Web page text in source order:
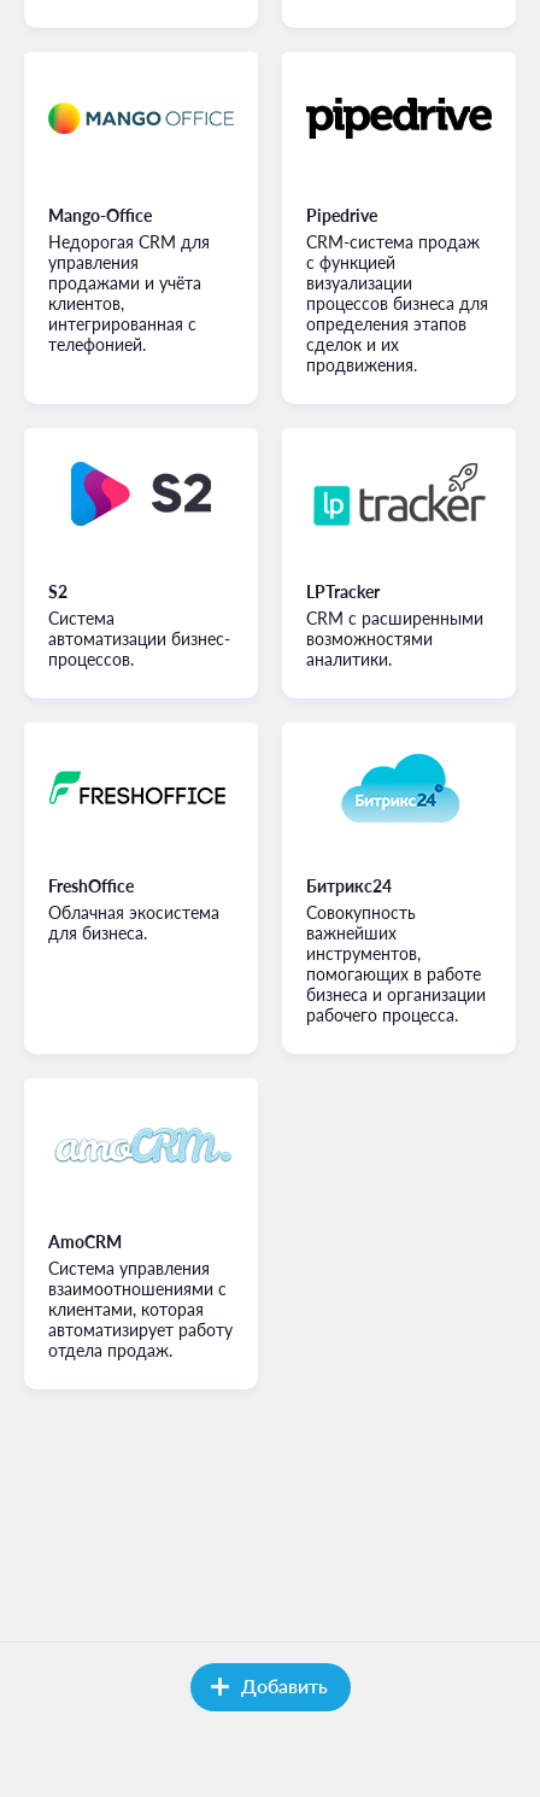
Mango-Office
Недорогая CRM для
управления
продажами и учёта
клиентов,
интегрированная с
телефонией.
Pipedrive
CRM-система продаж
с функцией
визуализации
процессов бизнеса для
определения этапов
сделок и их
продвижения.
S2
Система
автоматизации бизнес-
процессов.
LPTracker
CRM с расширенными
возможностями
аналитики.
FreshOffice
Облачная экосистема
для бизнеса.
Битрикс24
Совокупность
важнейших
инструментов,
помогающих в работе
бизнеса и организации
рабочего процесса.
AmoCRM
Система управления
взаимоотношениями с
клиентами, которая
автоматизирует работу
отдела продаж.
Добавить